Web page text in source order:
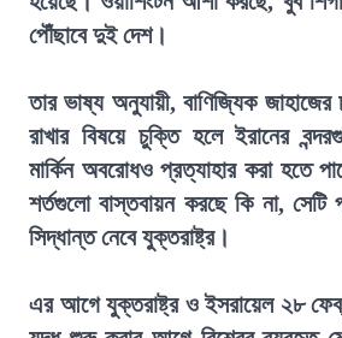
পৌঁছাবে দুই দেশ।
তার ভাষ্য অনুযায়ী, বাণিজ্যিক জাহাজের
রাখার বিষয়ে চুক্তি হলে ইরানের
মার্কিন অবরোধও প্রত্যাহার করা হতে
শর্তগুলো বাস্তবায়ন করছে কি না, সেটি
সিদ্ধান্ত নেবে যুক্তরাষ্ট্র।
এর আগে যুক্তরাষ্ট্র ও ইসরায়েল ২৮